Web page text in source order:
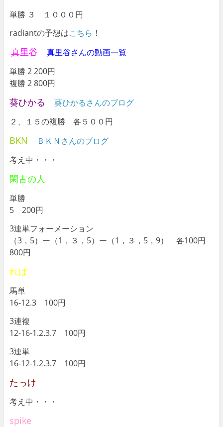
単勝 ３ １０００円
radiantの予想はこちら ！
真里谷 真里谷さんの動画一覧
単勝 2 200円
複勝 2 800円
葵ひかる 葵ひかるさんのブログ
２、１５の複勝 各５００円
BKN
ＢＫＮさんのブログ
考え中・・・
閑古の人
単勝
5 200円
3連単フォーメーション
（3，5）ー（1，３，5）ー（1，３，5，9） 各100円
800円
れば
馬単
16-12.3 100円
3連複
12-16-1.2.3.7 100円
3連単
16-12-1.2.3.7 100円
たっけ
考え中・・・
spike